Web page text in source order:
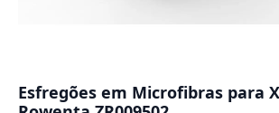
Esfregões em Microfibras para